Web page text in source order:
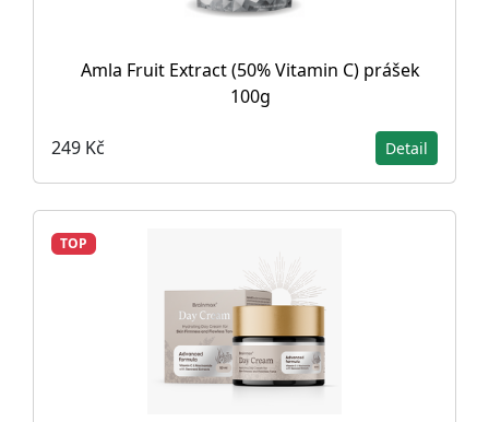
Amla Fruit Extract (50% Vitamin C) prášek
100g
249 Kč Detail
TOP